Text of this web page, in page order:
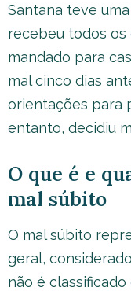
Santana teve uma
recebeu todos os
mandado para
mal cinco dias
orientações para
entanto, decidiu
O que é e
mal súbito
O mal súbito
geral,
não é